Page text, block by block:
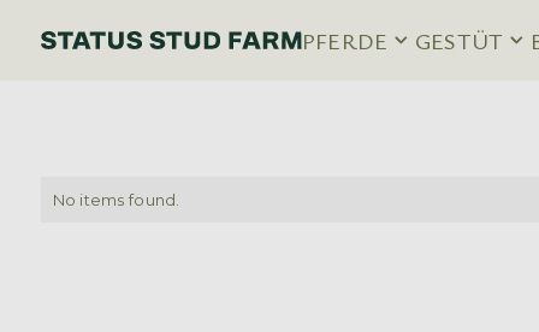
PFERDE GESTÜT
No items found.